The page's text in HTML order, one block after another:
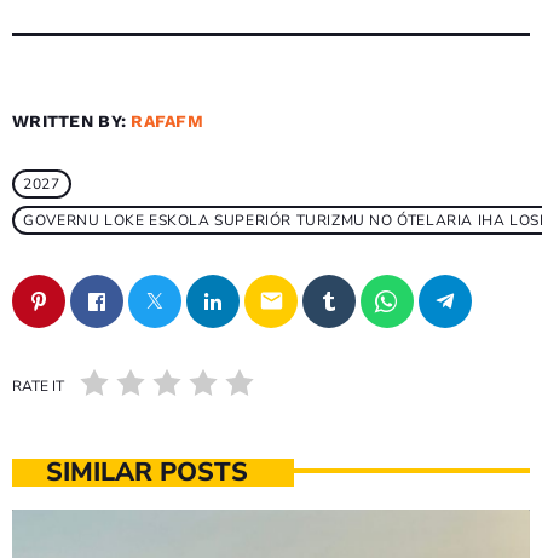
WRITTEN BY: RAFAFM
2027
GOVERNU LOKE ESKOLA SUPERIÓR TURIZMU NO ÓTELARIA IHA
email
RATE IT
SIMILAR POSTS